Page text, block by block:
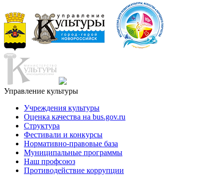
Управление культуры
Учреждения культуры
Оценка качества на bus.gov.ru
Структура
Фестивали и конкурсы
Нормативно-правовые база
Муниципальные программы
Наш профсоюз
Противодействие коррупции